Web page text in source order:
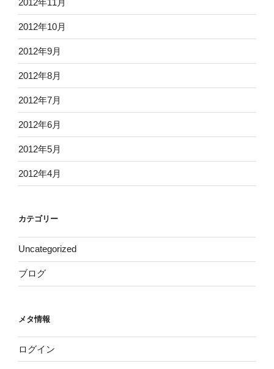
2012年10月
2012年9月
2012年8月
2012年7月
2012年6月
2012年5月
2012年4月
カテゴリー
Uncategorized
ブログ
メタ情報
ログイン